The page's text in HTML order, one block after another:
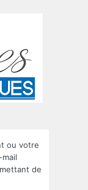
ou votre
de